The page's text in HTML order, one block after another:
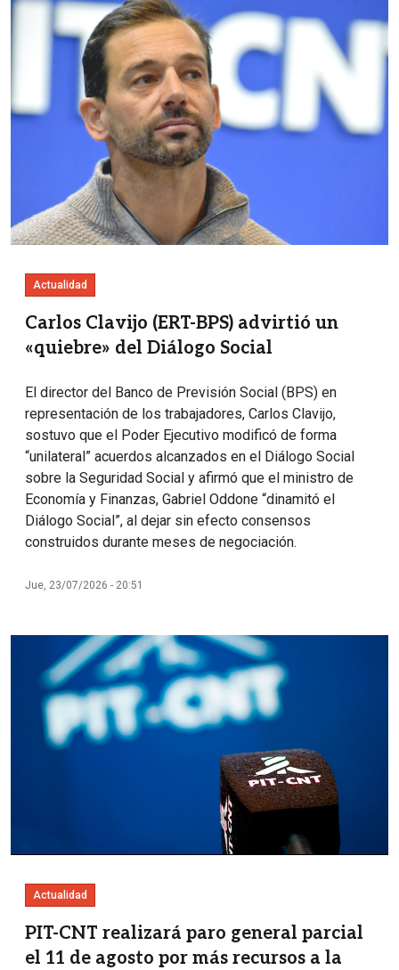
Actualidad
Carlos Clavijo (ERT-BPS) advirtió un
«quiebre» del Diálogo Social
El director del Banco de Previsión Social (BPS) en
representación de los trabajadores, Carlos Clavijo,
sostuvo que el Poder Ejecutivo modificó de forma
“unilateral” acuerdos alcanzados en el Diálogo Social
sobre la Seguridad Social y afirmó que el ministro de
Economía y Finanzas, Gabriel Oddone “dinamitó el
Diálogo Social”, al dejar sin efecto consensos
construidos durante meses de negociación.
Jue, 23/07/2026 - 20:51
Actualidad
PIT-CNT realizará paro general parcial
el 11 de agosto por más recursos a la